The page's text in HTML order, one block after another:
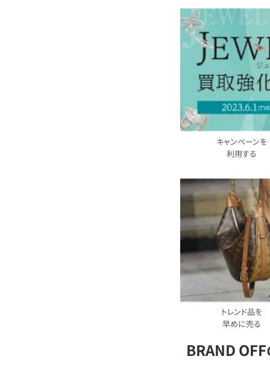
キャンペーンを
利用する
トレンド品を
早めに売る
BRAND